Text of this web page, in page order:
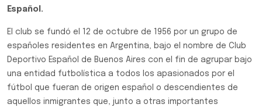
Español.
El club se fundó el 12 de octubre de 1956 por un grupo de
españoles residentes en Argentina, bajo el nombre de Club
Deportivo Español de Buenos Aires con el fin de agrupar bajo
una entidad futbolística a todos los apasionados por el
fútbol que fueran de origen español o descendientes de
aquellos inmigrantes que, junto a otras importantes